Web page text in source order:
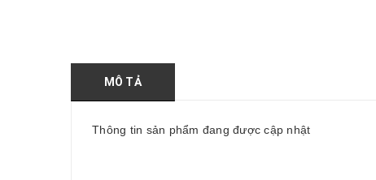
MÔ TẢ
Thông tin sản phẩm đang được cập nhật